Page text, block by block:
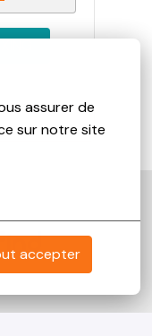
assurer de
sur notre site
accepter